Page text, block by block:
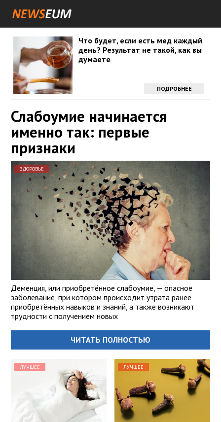
Что будет, если есть мед каждый
день? Результат не такой, как вы
думаете
ПОДРОБНЕЕ
Слабоумие начинается
именно так: первые
признаки
ЗДОРОВЬЕ
Деменция, или приобретённое слабоумие, — опасное
заболевание, при котором происходит утрата ранее
приобретённых навыков и знаний, а также возникают
трудности с получением новых
ЧИТАТЬ ПОЛНОСТЬЮ
ЛУЧШЕЕ ЛУЧШЕЕ